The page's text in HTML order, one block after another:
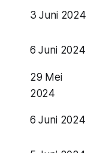
3 Juni 2024
6 Juni 2024
29 Mei
2024
6 Juni 2024